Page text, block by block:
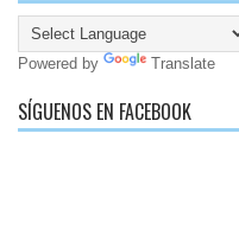
Powered by Translate
SÍGUENOS EN FACEBOOK